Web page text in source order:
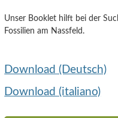
Unser Booklet hilft bei der
Fossilien am Nassfeld.
Download (Deutsch)
Download (italiano)